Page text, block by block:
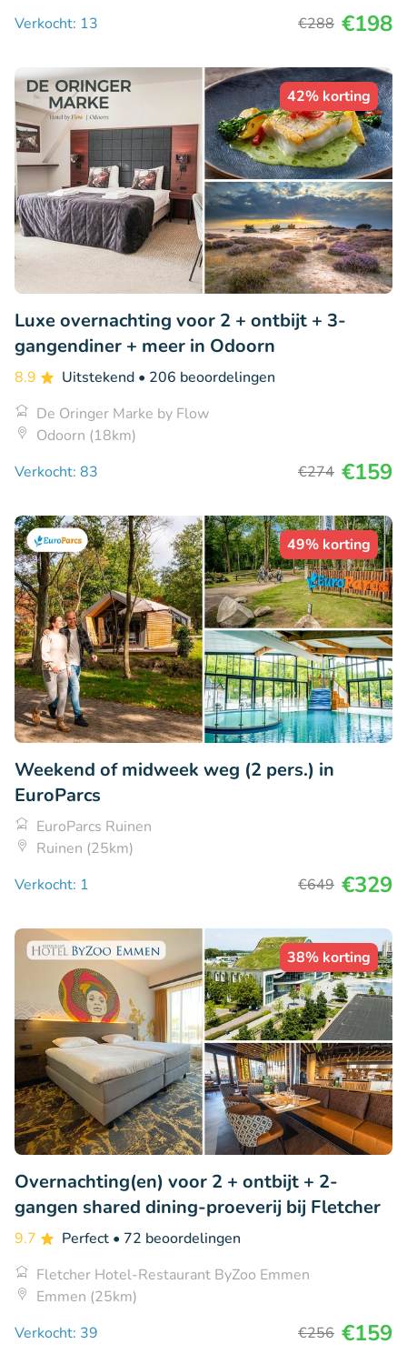
Verkocht: 13
€288 €198
42% korting
Luxe overnachting voor 2 + ontbijt + 3-
gangendiner + meer in Odoorn
8.9 Uitstekend • 206 beoordelingen
De Oringer Marke by Flow
Odoorn (18km)
Verkocht: 83
€274 €159
49% korting
Weekend of midweek weg (2 pers.) in
EuroParcs
EuroParcs Ruinen
Ruinen (25km)
Verkocht: 1
€649 €329
38% korting
Overnachting(en) voor 2 + ontbijt + 2-
gangen shared dining-proeverij bij Fletcher
9.7 Perfect • 72 beoordelingen
Fletcher Hotel-Restaurant ByZoo Emmen
Emmen (25km)
Verkocht: 39
€256 €159